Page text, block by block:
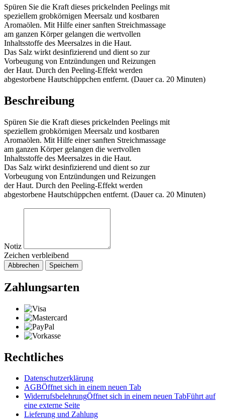
Spüren Sie die Kraft dieses prickelnden Peelings mit
speziellem grobkörnigen Meersalz und kostbaren
Aromaölen. Mit Hilfe einer sanften Streichmassage
am ganzen Körper gelangen die wertvollen
Inhaltsstoffe des Meersalzes in die Haut.
Das Salz wirkt desinfizierend und dient so zur
Vorbeugung von Entzündungen und Reizungen
der Haut. Durch den Peeling-Effekt werden
abgestorbene Hautschüppchen entfernt. (Dauer ca. 20 Minuten)
Beschreibung
Spüren Sie die Kraft dieses prickelnden Peelings mit
speziellem grobkörnigen Meersalz und kostbaren
Aromaölen. Mit Hilfe einer sanften Streichmassage
am ganzen Körper gelangen die wertvollen
Inhaltsstoffe des Meersalzes in die Haut.
Das Salz wirkt desinfizierend und dient so zur
Vorbeugung von Entzündungen und Reizungen
der Haut. Durch den Peeling-Effekt werden
abgestorbene Hautschüppchen entfernt. (Dauer ca. 20 Minuten)
Notiz
Zeichen verbleibend
Abbrechen Speichern
Zahlungsarten
Rechtliches
Datenschutzerklärung
AGBÖffnet sich in einem neuen Tab
WiderrufsbelehrungÖffnet sich in einem neuen TabFührt auf
eine externe Seite
Lieferung und Zahlung